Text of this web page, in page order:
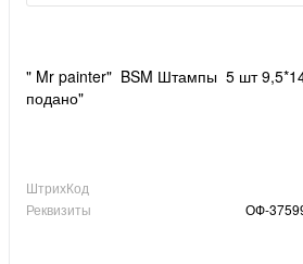
" Mr painter" BSM Штампы 5 шт
подано"
ШтрихКод
Реквизиты
ОФ-